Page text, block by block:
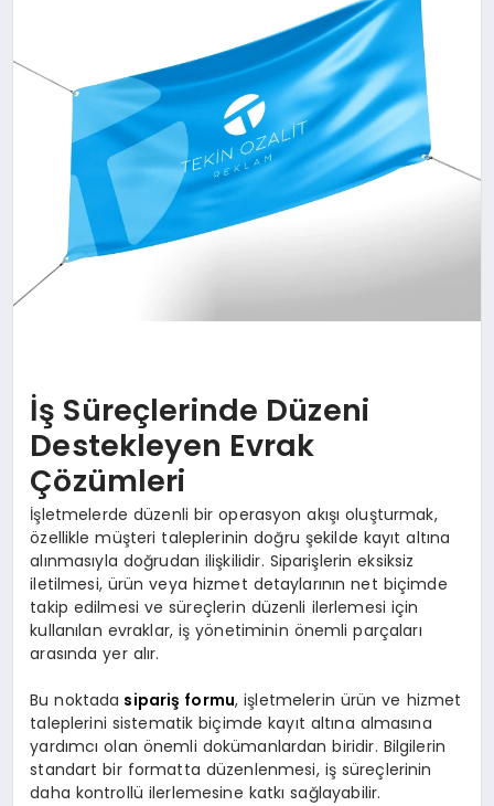
MAGAZIN
KRIPTO PARA
GEZI & SEYAHAT
OYUN
İş Süreçlerinde Düzeni
Destekleyen Evrak
Çözümleri
İşletmelerde düzenli bir operasyon akışı oluşturmak,
özellikle müşteri taleplerinin doğru şekilde kayıt altına
alınmasıyla doğrudan ilişkilidir. Siparişlerin eksiksiz
iletilmesi, ürün veya hizmet detaylarının net biçimde
takip edilmesi ve süreçlerin düzenli ilerlemesi için
kullanılan evraklar, iş yönetiminin önemli parçaları
arasında yer alır.
Bu noktada sipariş formu, işletmelerin ürün ve hizmet
taleplerini sistematik biçimde kayıt altına almasına
yardımcı olan önemli dokümanlardan biridir. Bilgilerin
standart bir formatta düzenlenmesi, iş süreçlerinin
daha kontrollü ilerlemesine katkı sağlayabilir.